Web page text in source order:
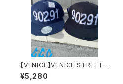
【VENICE】VENICE STREET
WEAR 90291 HAT CAP NAV
Y or BLACK
¥5,280